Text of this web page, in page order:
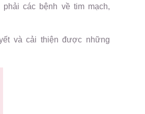
các bệnh về tim mạch,
và cải thiện được những